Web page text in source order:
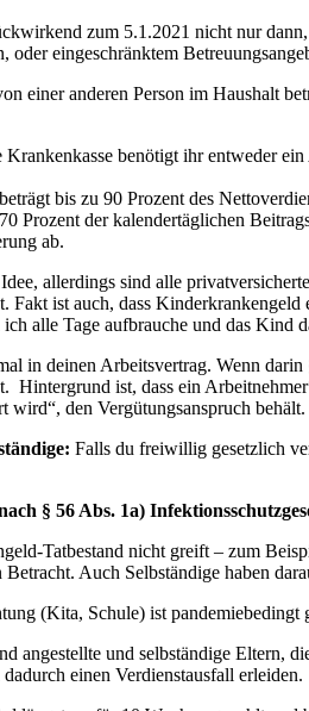
zum 5.1.2021 nicht nur
oder eingeschränktem
einer anderen Person im Haushalt
benötigt ihr entweder
bis zu 90 Prozent des
Prozent der kalendertäglichen
ab.
allerdings sind alle
Fakt ist auch, dass
alle Tage aufbrauche und das
in deinen Arbeitsvertrag. Wenn
Hintergrund ist, dass ein
wird“, den Vergütungsanspruch
Falls du freiwillig gesetzlich
§ 56 Abs. 1a)
Tatbestand nicht greift – zum
Auch Selbständige haben
(Kita, Schule) ist
angestellte und selbständige Eltern,
einen Verdienstausfall erleiden.